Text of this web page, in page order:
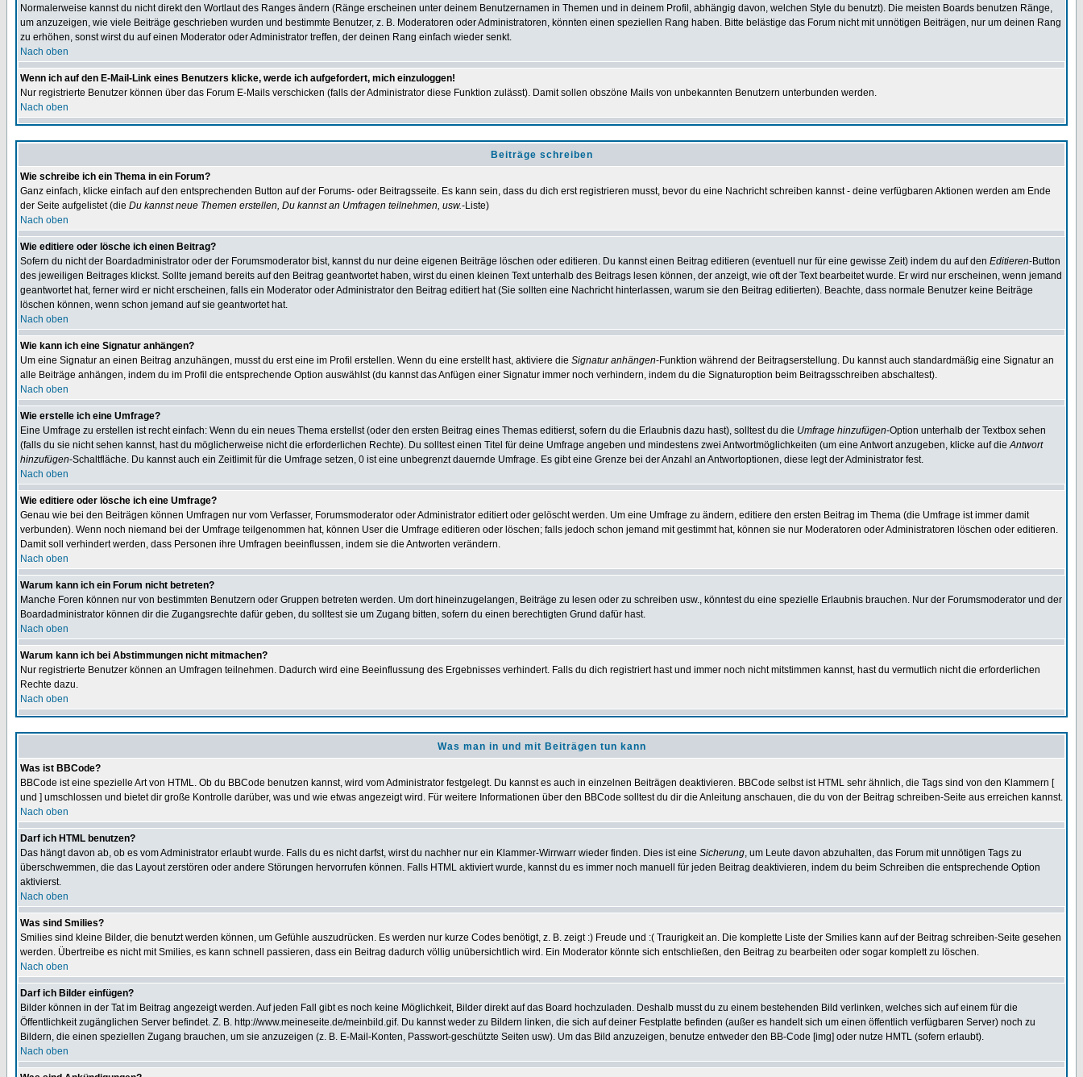
Normalerweise kannst du nicht direkt den Wortlaut des Ranges ändern (Ränge erscheinen unter deinem Benutzernamen in Themen und in deinem Profil, abhängig davon, welchen Style du benutzt). Die meisten Boards benutzen Ränge,
um anzuzeigen, wie viele Beiträge geschrieben wurden und bestimmte Benutzer, z. B. Moderatoren oder Administratoren, könnten einen speziellen Rang haben. Bitte belästige das Forum nicht mit unnötigen Beiträgen, nur um deinen Rang
zu erhöhen, sonst wirst du auf einen Moderator oder Administrator treffen, der deinen Rang einfach wieder senkt.
Nach oben
Wenn ich auf den E-Mail-Link eines Benutzers klicke, werde ich aufgefordert, mich einzuloggen!
Nur registrierte Benutzer können über das Forum E-Mails verschicken (falls der Administrator diese Funktion zulässt). Damit sollen obszöne Mails von unbekannten Benutzern unterbunden werden.
Nach oben
Beiträge schreiben
Wie schreibe ich ein Thema in ein Forum?
Ganz einfach, klicke einfach auf den entsprechenden Button auf der Forums- oder Beitragsseite. Es kann sein, dass du dich erst registrieren musst, bevor du eine Nachricht schreiben kannst - deine verfügbaren Aktionen werden am Ende
der Seite aufgelistet (die Du kannst neue Themen erstellen, Du kannst an Umfragen teilnehmen, usw.-Liste)
Nach oben
Wie editiere oder lösche ich einen Beitrag?
Sofern du nicht der Boardadministrator oder der Forumsmoderator bist, kannst du nur deine eigenen Beiträge löschen oder editieren. Du kannst einen Beitrag editieren (eventuell nur für eine gewisse Zeit) indem du auf den Editieren-Button
des jeweiligen Beitrages klickst. Sollte jemand bereits auf den Beitrag geantwortet haben, wirst du einen kleinen Text unterhalb des Beitrags lesen können, der anzeigt, wie oft der Text bearbeitet wurde. Er wird nur erscheinen, wenn jemand
geantwortet hat, ferner wird er nicht erscheinen, falls ein Moderator oder Administrator den Beitrag editiert hat (Sie sollten eine Nachricht hinterlassen, warum sie den Beitrag editierten). Beachte, dass normale Benutzer keine Beiträge
löschen können, wenn schon jemand auf sie geantwortet hat.
Nach oben
Wie kann ich eine Signatur anhängen?
Um eine Signatur an einen Beitrag anzuhängen, musst du erst eine im Profil erstellen. Wenn du eine erstellt hast, aktiviere die Signatur anhängen-Funktion während der Beitragserstellung. Du kannst auch standardmäßig eine Signatur an
alle Beiträge anhängen, indem du im Profil die entsprechende Option auswählst (du kannst das Anfügen einer Signatur immer noch verhindern, indem du die Signaturoption beim Beitragsschreiben abschaltest).
Nach oben
Wie erstelle ich eine Umfrage?
Eine Umfrage zu erstellen ist recht einfach: Wenn du ein neues Thema erstellst (oder den ersten Beitrag eines Themas editierst, sofern du die Erlaubnis dazu hast), solltest du die Umfrage hinzufügen-Option unterhalb der Textbox sehen
(falls du sie nicht sehen kannst, hast du möglicherweise nicht die erforderlichen Rechte). Du solltest einen Titel für deine Umfrage angeben und mindestens zwei Antwortmöglichkeiten (um eine Antwort anzugeben, klicke auf dieAntwort
hinzufügen-Schaltfläche. Du kannst auch ein Zeitlimit für die Umfrage setzen, 0 ist eine unbegrenzt dauernde Umfrage. Es gibt eine Grenze bei der Anzahl an Antwortoptionen, diese legt der Administrator fest.
Nach oben
Wie editiere oder lösche ich eine Umfrage?
Genau wie bei den Beiträgen können Umfragen nur vom Verfasser, Forumsmoderator oder Administrator editiert oder gelöscht werden. Um eine Umfrage zu ändern, editiere den ersten Beitrag im Thema (die Umfrage ist immer damit
verbunden). Wenn noch niemand bei der Umfrage teilgenommen hat, können User die Umfrage editieren oder löschen; falls jedoch schon jemand mit gestimmt hat, können sie nur Moderatoren oder Administratoren löschen oder editieren.
Damit soll verhindert werden, dass Personen ihre Umfragen beeinflussen, indem sie die Antworten verändern.
Nach oben
Warum kann ich ein Forum nicht betreten?
Manche Foren können nur von bestimmten Benutzern oder Gruppen betreten werden. Um dort hineinzugelangen, Beiträge zu lesen oder zu schreiben usw., könntest du eine spezielle Erlaubnis brauchen. Nur der Forumsmoderator und der
Boardadministrator können dir die Zugangsrechte dafür geben, du solltest sie um Zugang bitten, sofern du einen berechtigten Grund dafür hast.
Nach oben
Warum kann ich bei Abstimmungen nicht mitmachen?
Nur registrierte Benutzer können an Umfragen teilnehmen. Dadurch wird eine Beeinflussung des Ergebnisses verhindert. Falls du dich registriert hast und immer noch nicht mitstimmen kannst, hast du vermutlich nicht die erforderlichen
Rechte dazu.
Nach oben
Was man in und mit Beiträgen tun kann
Was ist BBCode?
BBCode ist eine spezielle Art von HTML. Ob du BBCode benutzen kannst, wird vom Administrator festgelegt. Du kannst es auch in einzelnen Beiträgen deaktivieren. BBCode selbst ist HTML sehr ähnlich, die Tags sind von den Klammern [
und ] umschlossen und bietet dir große Kontrolle darüber, was und wie etwas angezeigt wird. Für weitere Informationen über den BBCode solltest du dir die Anleitung anschauen, die du von der Beitrag schreiben-Seite aus erreichen kannst.
Nach oben
Darf ich HTML benutzen?
Das hängt davon ab, ob es vom Administrator erlaubt wurde. Falls du es nicht darfst, wirst du nachher nur ein Klammer-Wirrwarr wieder finden. Dies ist eine Sicherung, um Leute davon abzuhalten, das Forum mit unnötigen Tags zu
überschwemmen, die das Layout zerstören oder andere Störungen hervorrufen können. Falls HTML aktiviert wurde, kannst du es immer noch manuell für jeden Beitrag deaktivieren, indem du beim Schreiben die entsprechende Option
aktivierst.
Nach oben
Was sind Smilies?
Smilies sind kleine Bilder, die benutzt werden können, um Gefühle auszudrücken. Es werden nur kurze Codes benötigt, z. B. zeigt :) Freude und :( Traurigkeit an. Die komplette Liste der Smilies kann auf der Beitrag schreiben-Seite gesehen
werden. Übertreibe es nicht mit Smilies, es kann schnell passieren, dass ein Beitrag dadurch völlig unübersichtlich wird. Ein Moderator könnte sich entschließen, den Beitrag zu bearbeiten oder sogar komplett zu löschen.
Nach oben
Darf ich Bilder einfügen?
Bilder können in der Tat im Beitrag angezeigt werden. Auf jeden Fall gibt es noch keine Möglichkeit, Bilder direkt auf das Board hochzuladen. Deshalb musst du zu einem bestehenden Bild verlinken, welches sich auf einem für die
Öffentlichkeit zugänglichen Server befindet. Z. B. http://www.meineseite.de/meinbild.gif. Du kannst weder zu Bildern linken, die sich auf deiner Festplatte befinden (außer es handelt sich um einen öffentlich verfügbaren Server) noch zu
Bildern, die einen speziellen Zugang brauchen, um sie anzuzeigen (z. B. E-Mail-Konten, Passwort-geschützte Seiten usw). Um das Bild anzuzeigen, benutze entweder den BB-Code [img] oder nutze HMTL (sofern erlaubt).
Nach oben